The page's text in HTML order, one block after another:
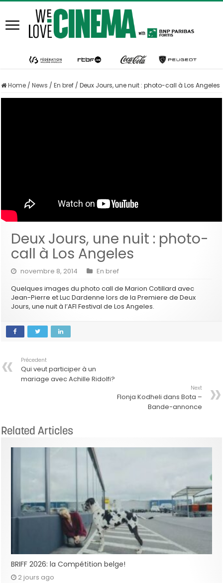
Home / News / En bref / Deux Jours, une nuit : photo-call à Los Angeles
Deux Jours, une nuit : photo-
call à Los Angeles
novembre 8, 2014
En bref
Quelques images du photo call de Marion Cotillard avec
Jean-Pierre et Luc Dardenne lors de la Premiere de Deux
Jours, une nuit à l’AFI Festival de Los Angeles.
Précedent
Qui veut participer à un
mariage avec Achille Ridolfi?
Next
Flonja Kodheli dans Bota –
Bande-annonce
Related Articles
BRIFF 2026: la Compétition belge!
2 jours ago